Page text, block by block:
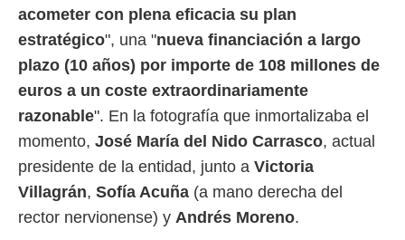
acometer con plena eficacia su plan
estratégico", una "nueva financiación a largo
plazo (10 años) por importe de 108 millones de
euros a un coste extraordinariamente
razonable". En la fotografía que inmortalizaba el
momento, José María del Nido Carrasco, actual
presidente de la entidad, junto a Victoria
Villagrán, Sofía Acuña (a mano derecha del
rector nervionense) y Andrés Moreno.